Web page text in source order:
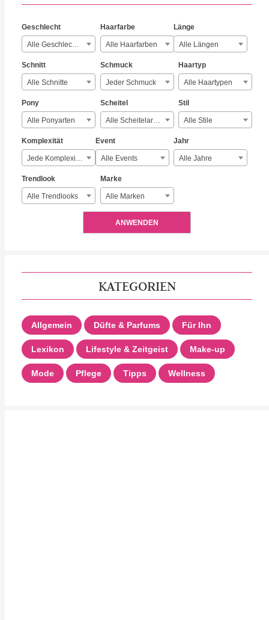
Geschlecht
Alle Geschlechter
Haarfarbe
Alle Haarfarben
Länge
Alle Längen
Schnitt
Alle Schnitte
Schmuck
Jeder Schmuck
Haartyp
Alle Haartypen
Pony
Alle Ponyarten
Scheitel
Alle Scheitelarten
Stil
Alle Stile
Komplexität
Jede Komplexität
Event
Alle Events
Jahr
Alle Jahre
Trendlook
Alle Trendlooks
Marke
Alle Marken
ANWENDEN
KATEGORIEN
Allgemein Düfte & Parfums Für Ihn
Lexikon Lifestyle & Zeitgeist Make-up
Mode Pflege Tipps Wellness